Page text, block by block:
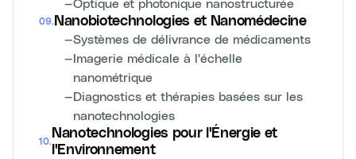
09. Nanobiotechnologies et Nanomédecine
—Systèmes de délivrance de médicaments
—Imagerie médicale à l'échelle
nanométrique
—Diagnostics et thérapies basées sur les
nanotechnologies
10.
Nanotechnologies pour l'Énergie et
l'Environnement